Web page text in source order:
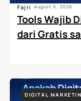
Fajri August 6, 2026
Tools Wajib
dari Gratis
DIGITAL